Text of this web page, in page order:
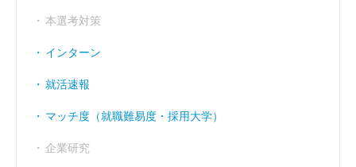
経常利益率 （％）
本選考対策
インターン
就活速報
マッチ度（就職難易度・採用大学）
企業研究